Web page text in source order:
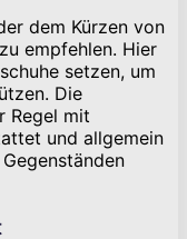
dem Kürzen von
empfehlen. Hier
setzen, um
Die
Regel mit
und allgemein